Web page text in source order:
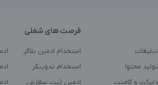
تبلیغات
تولید محتوا
دایرکت و کامنت
فرصت های شغلی
استخدام ادمین بلاگر
استخدام تدوینگر
ادمین ثبت سفارش